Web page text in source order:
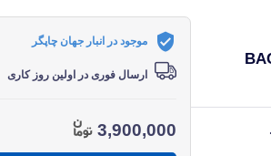
موجود در انبار جهان چاپگر
ارسال فوری در اولین روز کاری
3,900,000